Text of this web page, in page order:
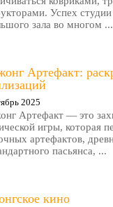
Успех
зала во многом ...
Артефакт:
2025
Артефакт — это
игры, которая
артефактов,
пасьянса, ...
кино